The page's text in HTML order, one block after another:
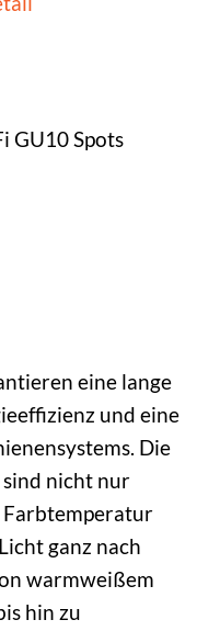
GU10 Spots
eine lange
und eine
Die
nicht nur
Farbtemperatur
ganz nach
warmweißem
hin zu